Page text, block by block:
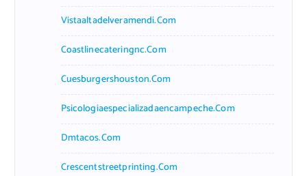
Vistaaltadelveramendi.com
Coastlinecateringnc.com
Cuesburgershouston.com
Psicologiaespecializadaencampeche.com
Dmtacos.com
Crescentstreetprinting.com